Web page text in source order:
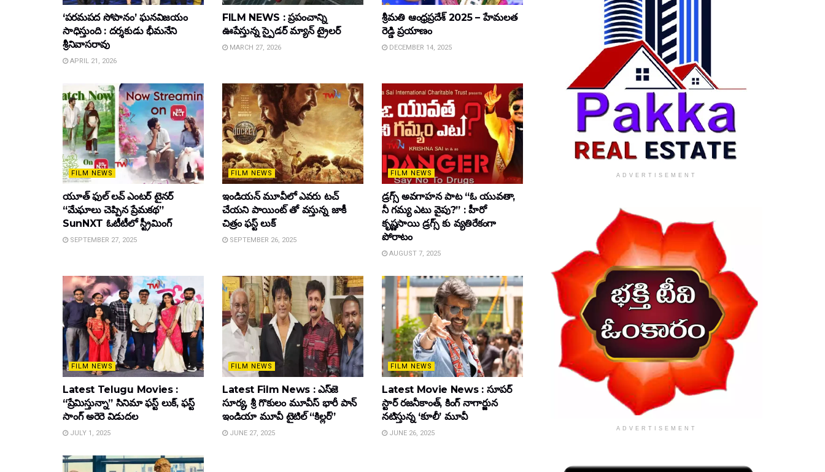
‘పరమపద సోపానం’ ఘనవిజయం
సాధిస్తుంది : దర్శకుడు భీమనేని
శ్రీనివాసరావు
APRIL 21, 2026
FILM NEWS : ప్రపంచాన్ని
ఊపేస్తున్న స్పైడర్ మ్యాన్ ట్రైలర్
MARCH 27, 2026
శ్రీమతి ఆంధ్రప్రదేశ్ 2025 – హేమలత
రెడ్డి ప్రయాణం
DECEMBER 14, 2025
FILM NEWS
యూత్ ఫుల్ లవ్ ఎంటర్ టైనర్
“మేఘాలు చెప్పిన ప్రేమకథ”
SunNXT ఓటీటీలో స్ట్రీమింగ్
SEPTEMBER 27, 2025
FILM NEWS
ఇండియన్ మూవీలో ఎవరు టచ్
చేయని పాయింట్ తో వస్తున్న జాకీ
చిత్రం ఫస్ట్ లుక్
SEPTEMBER 26, 2025
FILM NEWS
డ్రగ్స్ అవగాహన పాట “ఓ యువతా,
నీ గమ్య ఎటు వైపు?” : హీరో
కృష్ణసాయి డ్రగ్స్ కు వ్యతిరేకంగా
పోరాటం
AUGUST 7, 2025
FILM NEWS
Latest Telugu Movies :
“ప్రేమిస్తున్నా” సినిమా ఫస్ట్ లుక్, ఫస్ట్
సాంగ్ అరెరె విడుదల
JULY 1, 2025
FILM NEWS
Latest Film News : ఎస్‌జె
సూర్య, శ్రీ గొకులం మూవీస్‌ భారీ పాన్‌
ఇండియా మూవీ టైటిల్ “కిల్లర్”
JUNE 27, 2025
FILM NEWS
Latest Movie News : సూపర్
స్టార్ రజనీకాంత్, కింగ్ నాగార్జున
నటిస్తున్న ‘కూలీ’ మూవీ
JUNE 26, 2025
ADVERTISEMENT
ADVERTISEMENT